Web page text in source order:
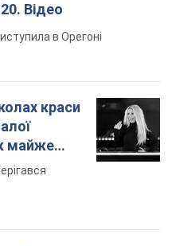
Відео
в Орегоні
краси
майже